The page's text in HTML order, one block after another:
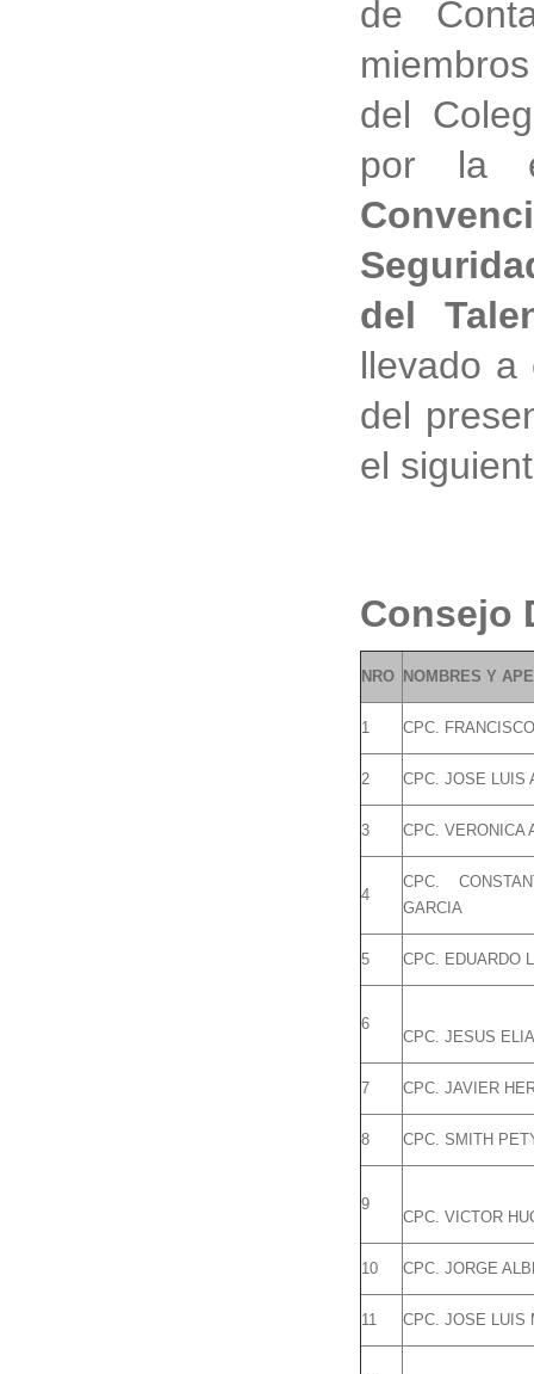
de
del
por la
del
llevado
del
el
Consejo
NRO NOMBRES Y
1 CPC.
2 CPC. JOSE LUIS
3 CPC. VERONICA
4
CPC.
GARCIA
5 CPC. EDUARDO
6
CPC. JESUS
7 CPC. JAVIER
8 CPC. SMITH
9
CPC. VICTOR
10 CPC. JORGE
11 CPC. JOSE LUIS